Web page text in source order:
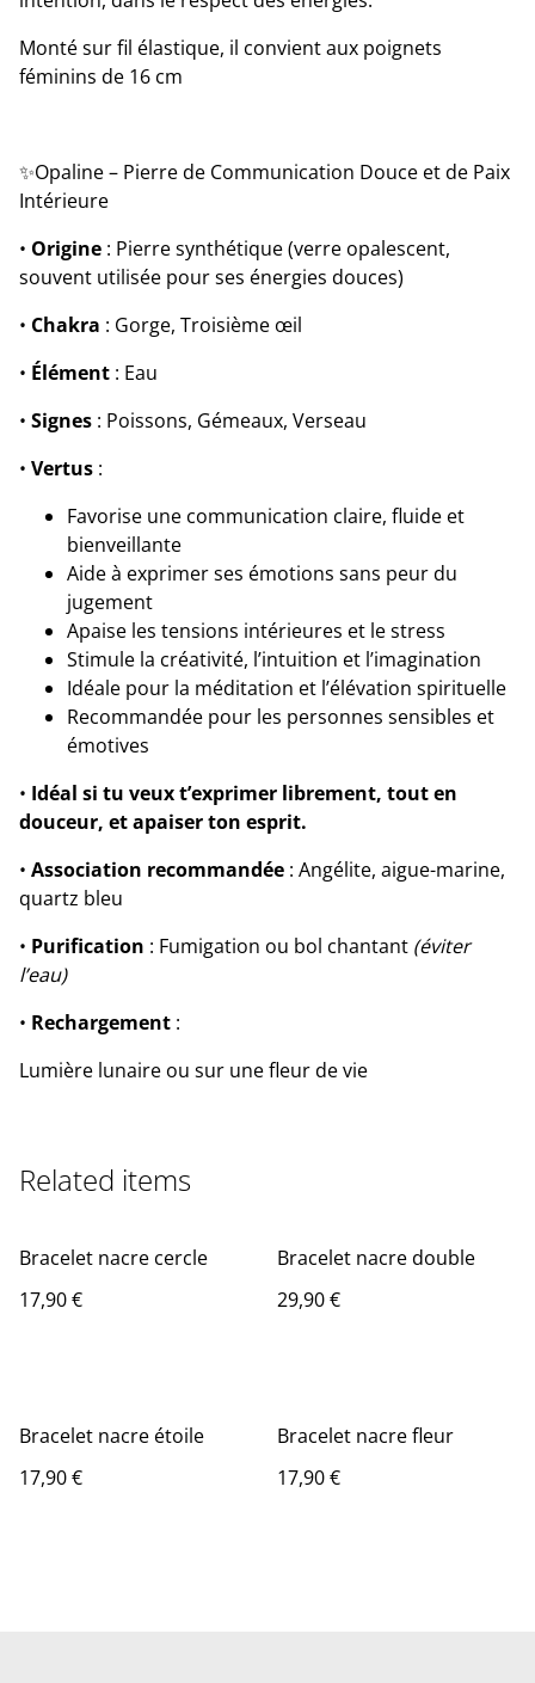
Monté sur fil élastique, il convient aux poignets
féminins de 16 cm
✨Opaline – Pierre de Communication Douce et de Paix
Intérieure
• Origine : Pierre synthétique (verre opalescent,
souvent utilisée pour ses énergies douces)
• Chakra : Gorge, Troisième œil
• Élément : Eau
• Signes : Poissons, Gémeaux, Verseau
• Vertus :
Favorise une communication claire, fluide et
bienveillante
Aide à exprimer ses émotions sans peur du
jugement
Apaise les tensions intérieures et le stress
Stimule la créativité, l’intuition et l’imagination
Idéale pour la méditation et l’élévation spirituelle
Recommandée pour les personnes sensibles et
émotives
• Idéal si tu veux t’exprimer librement, tout en
douceur, et apaiser ton esprit.
• Association recommandée : Angélite, aigue-marine,
quartz bleu
• Purification : Fumigation ou bol chantant (éviter
l’eau)
• Rechargement :
Lumière lunaire ou sur une fleur de vie
Related items
Bracelet nacre cercle
17,90 €
Bracelet nacre double
29,90 €
Bracelet nacre étoile
17,90 €
Bracelet nacre fleur
17,90 €